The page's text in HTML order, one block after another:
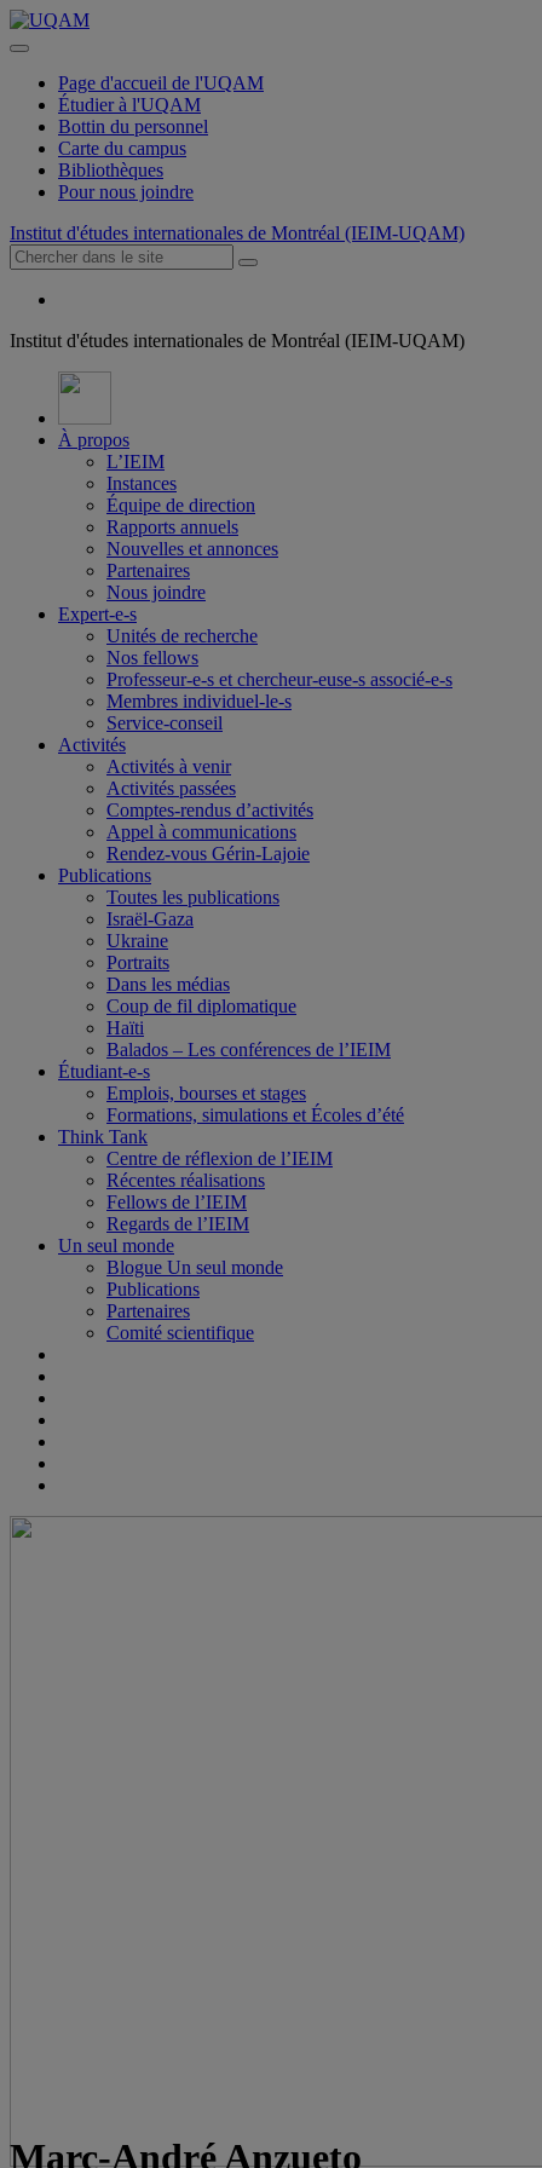
Page d'accueil de l'UQAM
Étudier à l'UQAM
Bottin du personnel
Carte du campus
Bibliothèques
Pour nous joindre
Institut d'études internationales de Montréal (IEIM-UQAM)
Institut d'études internationales de Montréal (IEIM-UQAM)
À propos
L’IEIM
Instances
Équipe de direction
Rapports annuels
Nouvelles et annonces
Partenaires
Nous joindre
Expert-e-s
Unités de recherche
Nos fellows
Professeur-e-s et chercheur-euse-s associé-e-s
Membres individuel-le-s
Service-conseil
Activités
Activités à venir
Activités passées
Comptes-rendus d’activités
Appel à communications
Rendez-vous Gérin-Lajoie
Publications
Toutes les publications
Israël-Gaza
Ukraine
Portraits
Dans les médias
Coup de fil diplomatique
Haïti
Balados – Les conférences de l’IEIM
Étudiant-e-s
Emplois, bourses et stages
Formations, simulations et Écoles d’été
Think Tank
Centre de réflexion de l’IEIM
Récentes réalisations
Fellows de l’IEIM
Regards de l’IEIM
Un seul monde
Blogue Un seul monde
Publications
Partenaires
Comité scientifique
Marc-André Anzueto